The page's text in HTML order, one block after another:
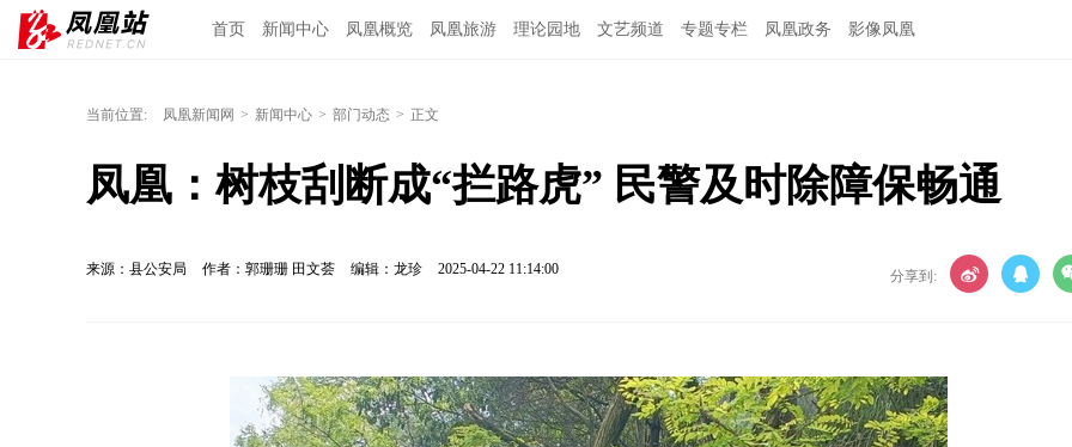
首页 新闻中心 凤凰概览 凤凰旅游 理论园地 文艺频道 专题专栏 凤凰政务 影像凤凰
当前位置: 凤凰新闻网 > 新闻中心 > 部门动态 > 正文
凤凰：树枝刮断成“拦路虎” 民警及时除障保畅通
来源：县公安局 作者：郭珊珊 田文荟 编辑：龙珍 2025-04-22 11:14:00 分享到: